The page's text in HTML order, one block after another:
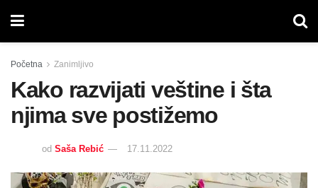
Početna Zanimljivo
Kako razvijati veštine i šta
njima sve postižemo
od Saša Rebić 17.11.2022